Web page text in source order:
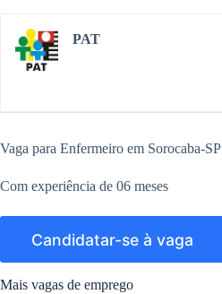
PAT
Vaga para Enfermeiro em Sorocaba-SP
Com experiência de 06 meses
Mais vagas de emprego